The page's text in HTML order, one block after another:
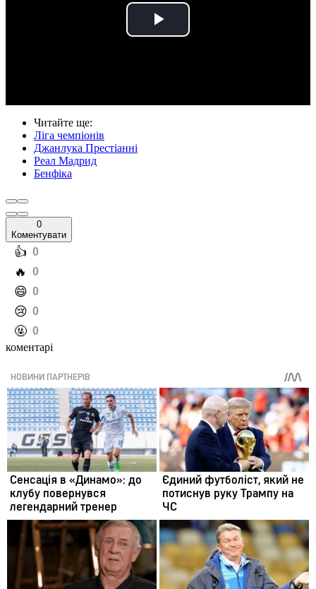
Play
Читайте ще:
Ліга чемпіонів
Джанлука Престіанні
Реал Мадрид
Бенфіка
0
Коментувати
️👍 0
️🔥 0
️😄 0
️😢 0
️🤬 0
коментарі